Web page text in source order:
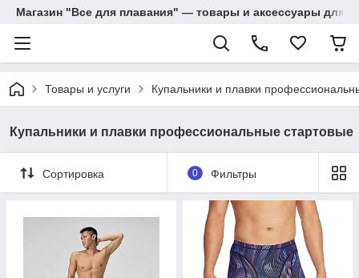
Магазин "Все для плавания" — товары и аксессуары для
Товары и услуги Купальники и плавки
Купальники и плавки профессиональные стартовые
Сортировка 0 Фильтры